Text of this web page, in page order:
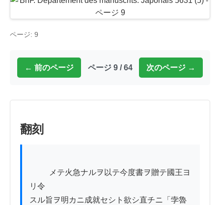
ページ: 9
← 前のページ ページ 9 / 64 次のページ →
翻刻
リ令
スル旨ヲ明カニ成就セシト欲シ直チニ「孛魯